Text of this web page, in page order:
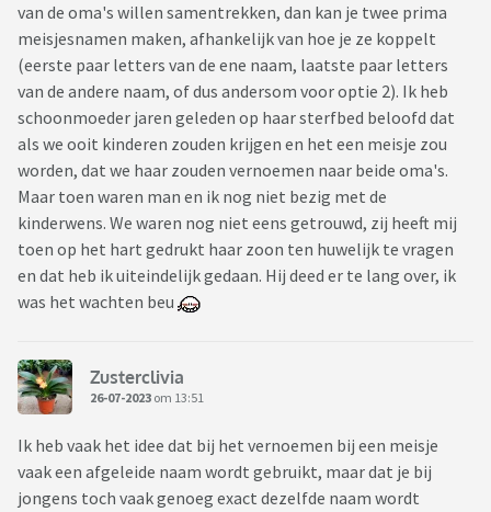
van de oma's willen samentrekken, dan kan je twee prima
meisjesnamen maken, afhankelijk van hoe je ze koppelt
(eerste paar letters van de ene naam, laatste paar letters
van de andere naam, of dus andersom voor optie 2). Ik heb
schoonmoeder jaren geleden op haar sterfbed beloofd dat
als we ooit kinderen zouden krijgen en het een meisje zou
worden, dat we haar zouden vernoemen naar beide oma's.
Maar toen waren man en ik nog niet bezig met de
kinderwens. We waren nog niet eens getrouwd, zij heeft mij
toen op het hart gedrukt haar zoon ten huwelijk te vragen
en dat heb ik uiteindelijk gedaan. Hij deed er te lang over, ik
was het wachten beu
Zusterclivia
26-07-2023 om 13:51
Ik heb vaak het idee dat bij het vernoemen bij een meisje
vaak een afgeleide naam wordt gebruikt, maar dat je bij
jongens toch vaak genoeg exact dezelfde naam wordt